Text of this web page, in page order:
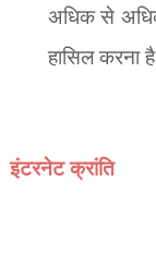
अधिक से
हासिल करना
इंटरनेट क्रांति